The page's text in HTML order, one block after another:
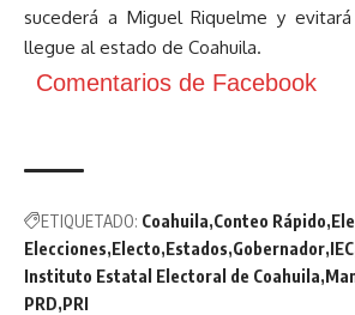
sucederá a Miguel Riquelme y
llegue al estado de Coahuila.
Comentarios de Facebook
ETIQUETADO: Coahuila Conteo Rápido
Elecciones Electo Estados Gobernador IEC
Instituto Estatal Electoral de Coahuila
PRD PRI